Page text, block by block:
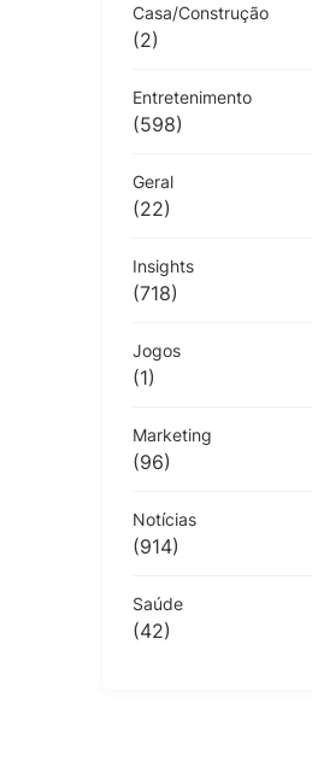
Casa/Construção
(2)
Entretenimento
(598)
Geral
(22)
Insights
(718)
Jogos
(1)
Marketing
(96)
Notícias
(914)
Saúde
(42)